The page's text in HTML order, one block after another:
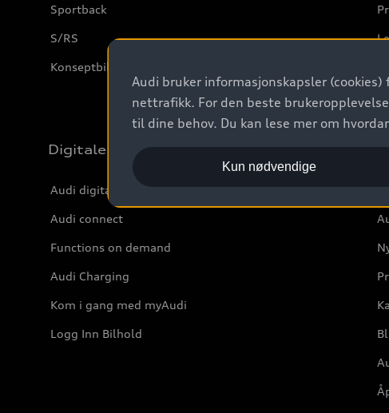
Sportback
S/RS
Konseptbiler og prototyper
Digitale tjenester
Audi digitale tjenester
Audi connect
Functions on demand
Audi Charging
Kom i gang med myAudi
Logg Inn Bilhold
Audi bruker informasjonskapsler
nettrafikk. For den beste
til dine behov. Du kan lese mer om
Kun nødvendige